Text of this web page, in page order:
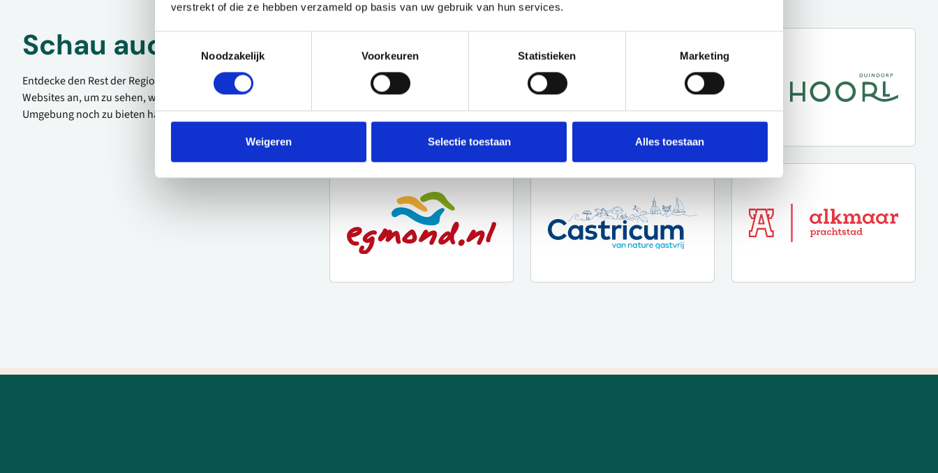
verstrekt of die ze hebben verzameld op basis van uw gebruik van hun services.
Toestemmingsselectie
Noodzakelijk
Voorkeuren Statistieken Marketing
Weigeren Selectie toestaan Alles toestaan
Schau auch mal
Entdecke den Rest der Region! Schau dir die anderen
Websites an, um zu sehen, was diese wunderschöne
Umgebung noch zu bieten hat.